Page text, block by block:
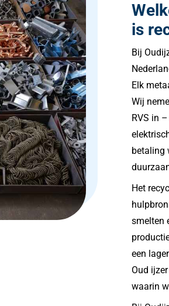
is
Bij
Elk
Wij
RVS in
betaling
Het
smelten
een
Oud
waarin